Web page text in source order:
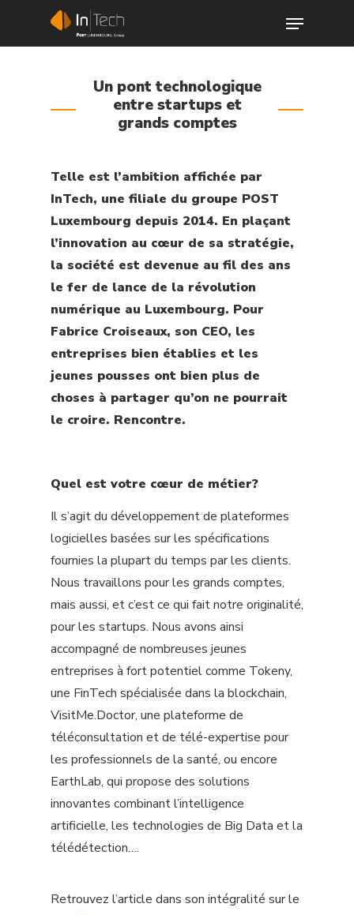
Hit enter to search or ESC to close
Un pont technologique
entre startups et
grands comptes
Telle est l’ambition affichée par
InTech, une filiale du groupe POST
Luxembourg depuis 2014. En plaçant
l’innovation au cœur de sa stratégie,
la société est devenue au fil des ans
le fer de lance de la révolution
numérique au Luxembourg. Pour
Fabrice Croiseaux, son CEO, les
entreprises bien établies et les
jeunes pousses ont bien plus de
choses à partager qu’on ne pourrait
le croire. Rencontre.
Quel est votre cœur de métier?
Il s’agit du développement de plateformes
logicielles basées sur les spécifications
fournies la plupart du temps par les clients.
Nous travaillons pour les grands comptes,
mais aussi, et c’est ce qui fait notre originalité,
pour les startups. Nous avons ainsi
accompagné de nombreuses jeunes
entreprises à fort potentiel comme Tokeny,
une FinTech spécialisée dans la blockchain,
VisitMe.Doctor, une plateforme de
téléconsultation et de télé-expertise pour
les professionnels de la santé, ou encore
EarthLab, qui propose des solutions
innovantes combinant l’intelligence
artificielle, les technologies de Big Data et la
télédétection….
Retrouvez l’article dans son intégralité sur le
Nous découvrir
Nos services
Nos expertises
Agile
Backend
Blockchain
Cloud
DevOps
L’esprit InTech
Nous rejoindre
Responsabilité
Nous contacter